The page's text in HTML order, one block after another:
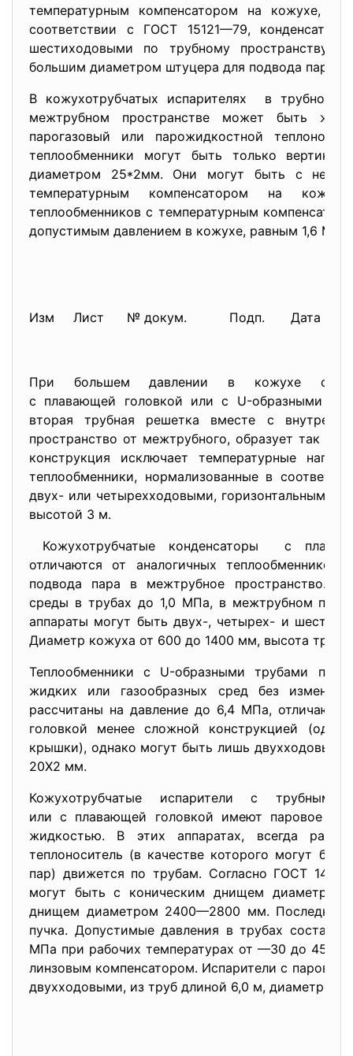
температурным компенсатором на кожухе,
соответствии с ГОСТ 15121—79,
шестиходовыми по трубному пространству.
большим диаметром штуцера для подвода пара в
В кожухотрубчатых испарителях в трубном
межтрубном пространстве может быть
парогазовый или парожидкостной
теплообменники могут быть только
диаметром 25*2мм. Они могут быть с
температурным компенсатором на
теплообменников с температурным
допустимым давлением в кожухе, равным 1,6 МПа.
Изм Лист № докум. Подп. Дата
При большем давлении в кожухе
с плавающей головкой или с U-образными
вторая трубная решетка вместе с
пространство от межтрубного, образует так
конструкция исключает температурные
теплообменники, нормализованные в
двух- или четырехходовыми, горизонтальными
высотой 3 м.
Кожухотрубчатые конденсаторы с
отличаются от аналогичных
подвода пара в межтрубное пространство.
среды в трубах до 1,0 МПа, в межтрубном
аппараты могут быть двух-, четырех- и
Диаметр кожуха от 600 до 1400 мм, высота труб
Теплообменники с U-образными трубами
жидких или газообразных сред без
рассчитаны на давление до 6,4 МПа,
головкой менее сложной конструкцией (одна
крышки), однако могут быть лишь двухходовыми,
20X2 мм.
Кожухотрубчатые испарители с
или с плавающей головкой имеют паровое
жидкостью. В этих аппаратах, всегда
теплоноситель (в качестве которого могут
пар) движется по трубам. Согласно ГОСТ
могут быть с коническим днищем
днищем диаметром 2400—2800 мм. Последние
пучка. Допустимые давления в трубах
МПа при рабочих температурах от —30 до 450
линзовым компенсатором. Испарители с паровым
двухходовыми, из труб длиной 6,0 м, диаметром